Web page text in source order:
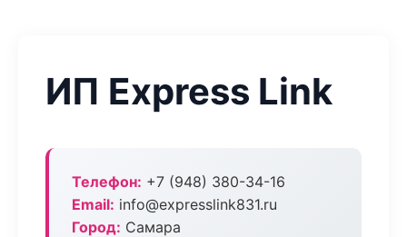
ИП Express Link
Телефон: +7 (948) 380-34-16
Email: info@expresslink831.ru
Город: Самара